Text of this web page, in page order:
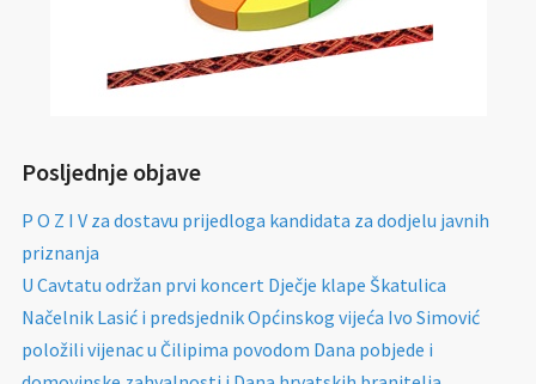
Posljednje objave
P O Z I V za dostavu prijedloga kandidata za dodjelu javnih
priznanja
U Cavtatu održan prvi koncert Dječje klape Škatulica
Načelnik Lasić i predsjednik Općinskog vijeća Ivo Simović
položili vijenac u Čilipima povodom Dana pobjede i